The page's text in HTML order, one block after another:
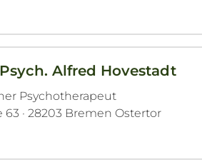
Alfred Hovestadt
Psychotherapeut
63 · 28203 Bremen Ostertor